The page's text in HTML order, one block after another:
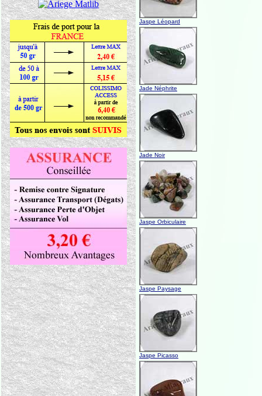
Jaspe Léopard
Jade Néphrite
Jade Noir
Jaspe Orbiculaire
Jaspe Paysage
Jaspe Picasso